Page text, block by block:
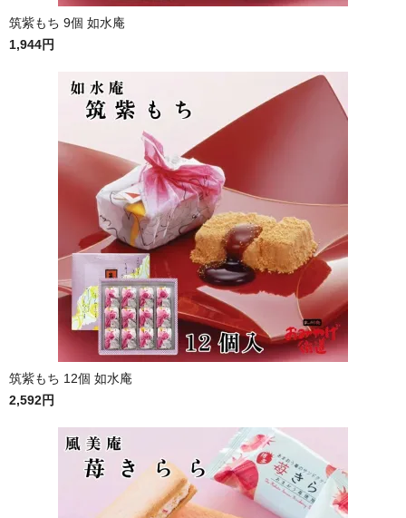
筑紫もち 9個 如水庵
1,944円
筑紫もち 12個 如水庵
2,592円